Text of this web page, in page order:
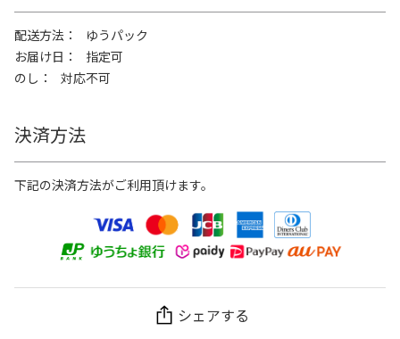
配送方法
ゆうパック
お届け日
指定可
のし
対応不可
決済方法
下記の決済方法がご利用頂けます。
シェアする